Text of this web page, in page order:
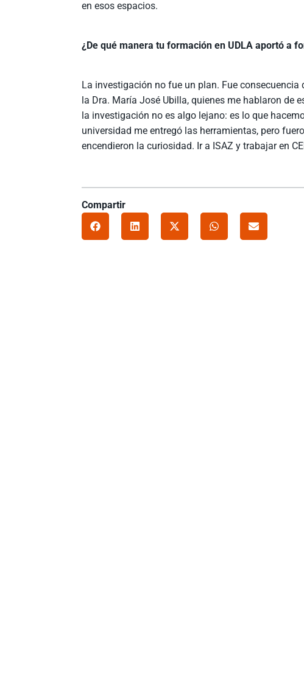
en esos espacios.
¿De qué manera tu formación en UDLA aportó a
La investigación no fue un plan. Fue
la Dra. María José Ubilla, quienes me hablaron de
la investigación no es algo lejano: es lo que
universidad me entregó las herramientas, pero
encendieron la curiosidad. Ir a ISAZ y trabajar en
Compartir